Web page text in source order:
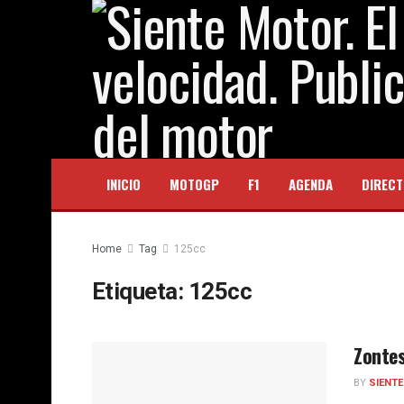
INICIO MOTOGP F1 AGENDA
Home Tag 125cc
Etiqueta: 125cc
BY